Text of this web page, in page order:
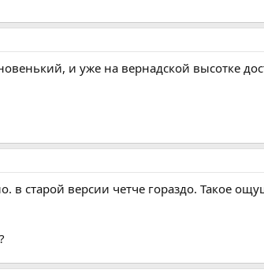
и уже на вернадской высотке
в старой версии четче гораздо. Такое